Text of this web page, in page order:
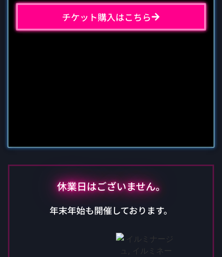
チケット購入はこちら
休業日はございません。
年末年始も開催しております。